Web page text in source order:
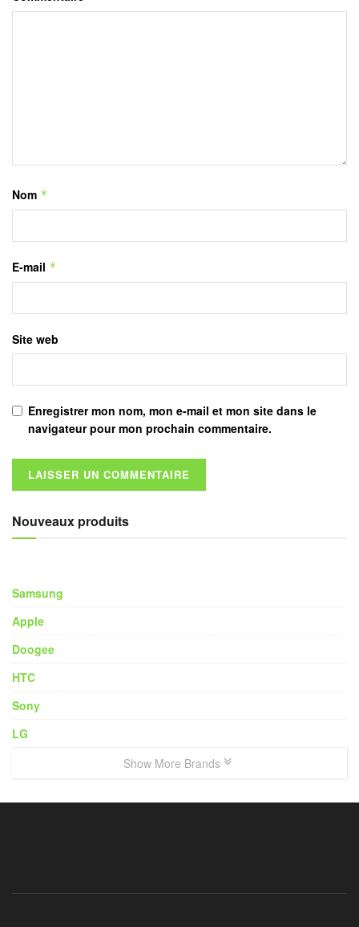
Nom *
E-mail *
Site web
Enregistrer mon nom, mon e-mail et mon site dans le
navigateur pour mon prochain commentaire.
Nouveaux produits
Samsung
Apple
Doogee
HTC
Sony
LG
Show More Brands